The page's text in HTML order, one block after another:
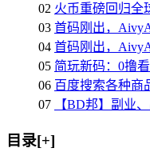
02 火币重磅回归全
03 首码刚出，
04 首码刚出，
05 简玩新码：0撸
06 百度搜索各种商
07
【BD邦】副业
目录[+]